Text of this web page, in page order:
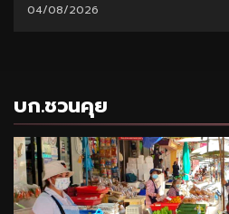
04/08/2026
บก.ชวนคุย